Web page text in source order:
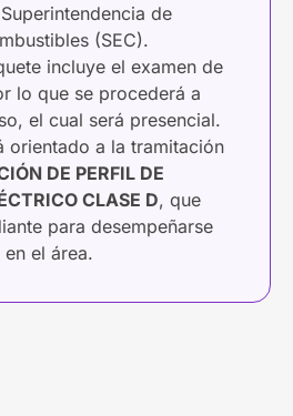
de
(SEC).
incluye el examen de
lo que se procederá a
el cual será presencial.
orientado a la tramitación
DE PERFIL DE
CLASE D, que
para desempeñarse
el área.